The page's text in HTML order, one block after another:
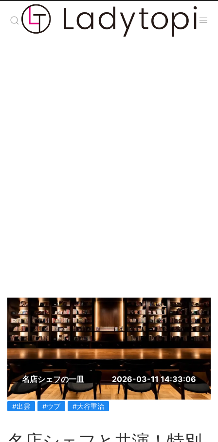
名店シェフの一皿 2026-03-11 14:33:06
#出雲 #ウブ #大谷重治